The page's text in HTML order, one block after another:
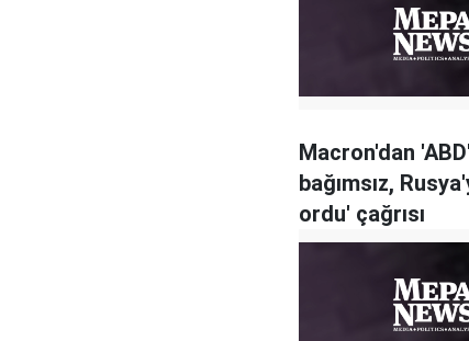
Macron'dan
bağımsız,
ordu' çağrısı